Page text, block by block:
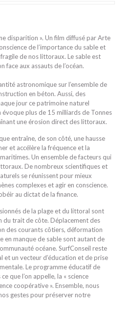
disparition ». Un film diffusé par Arte
de l’importance du sable et
de nos littoraux. Le sable est
aux assauts de l’océan.
astronomique sur l’ensemble de
en béton. Aussi, des
jour ce patrimoine naturel
plus de 15 milliards de Tonnes
une érosion direct des littoraux.
entraîne, de son côté, une hausse
et accélère la fréquence et la
Un ensemble de facteurs qui
De nombreux scientifiques et
se réunissent pour mieux
complexes et agir en conscience.
au dictat de la finance.
de la plage et du littoral sont
du trait de côte. Déplacement des
des courants côtiers, déformation
en manque de sable sont autant de
océane. SurfConseil reste
un vecteur d’éducation et de prise
Le programme éducatif de
que l’on appelle, la « science
coopérative ». Ensemble, nous
gestes pour préserver notre